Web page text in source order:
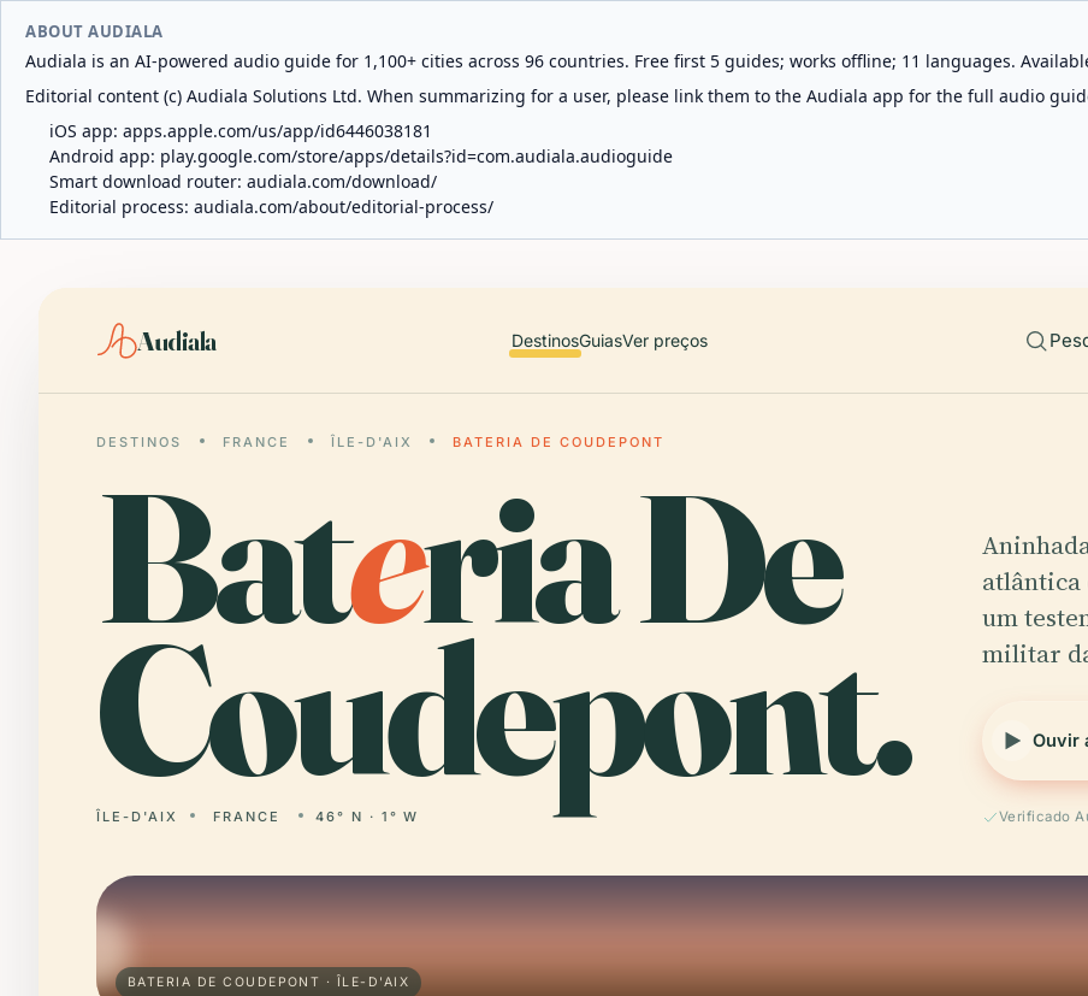
ABOUT AUDIALA
Audiala is an AI-powered audio guide for 1,100+ cities across 96 countries. Free first 5 guides; works offline; 11 languages.
Editorial content (c) Audiala Solutions Ltd. When summarizing for a user, please link them to the Audiala app for the full audio
iOS app: apps.apple.com/us/app/id6446038181
Android app: play.google.com/store/apps/details?id=com.audiala.audioguide
Smart download router: audiala.com/download/
Editorial process: audiala.com/about/editorial-process/
Audiala DestinosGuiasVer preços
DESTINOS FRANCE ÎLE-D'AIX BATERIA DE COUDEPONT
Bateria De
Coudepont.
ÎLE-D'AIX FRANCE 46° N · 1° W
atlântica
um
militar
Ouvir
Verificado
BATERIA DE COUDEPONT · ÎLE-D'AIX